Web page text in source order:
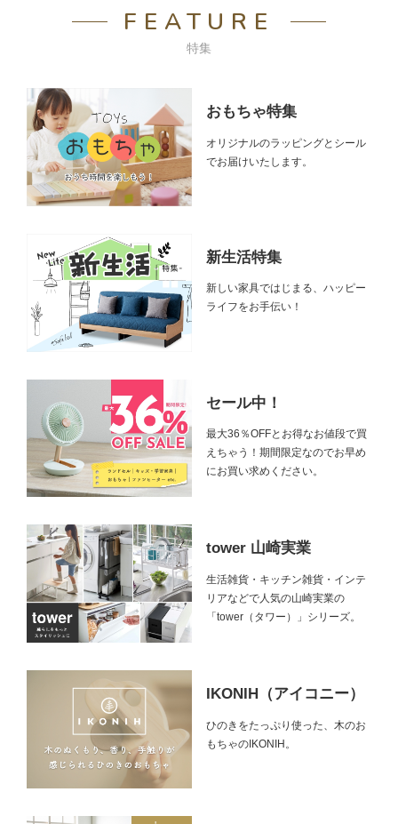
FEATURE
特集
おもちゃ特集
オリジナルのラッピングとシール
でお届けいたします。
新生活特集
新しい家具ではじまる、ハッピー
ライフをお手伝い！
セール中！
最大36％OFFとお得なお値段で買
えちゃう！期間限定なのでお早め
にお買い求めください。
tower 山崎実業
生活雑貨・キッチン雑貨・インテ
リアなどで人気の山崎実業の
「tower（タワー）」シリーズ。
IKONIH（アイコニー）
ひのきをたっぷり使った、木のお
もちゃのIKONIH。